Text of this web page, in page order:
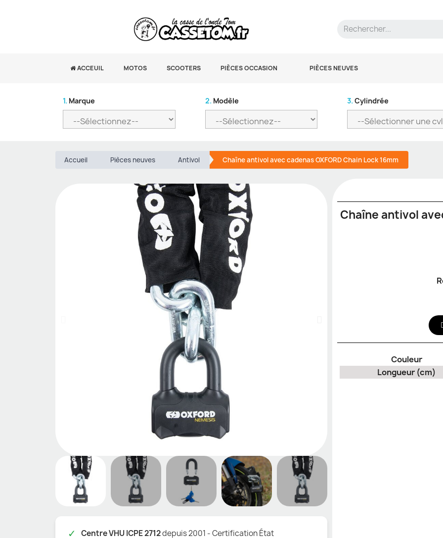
ACCEUIL MOTOS SCOOTERS PIÈCES OCCASION PIÈCES NEUVES
1. Marque 2. Modèle 3. Cylindrée
Accueil Pièces neuves Antivol Chaîne antivol avec cadenas OXFORD Chain Lock 16mm
✓ Centre VHU ICPE 2712depuis 2001 - Certification État
Chaîne antivol
Couleur
Longueur (cm)